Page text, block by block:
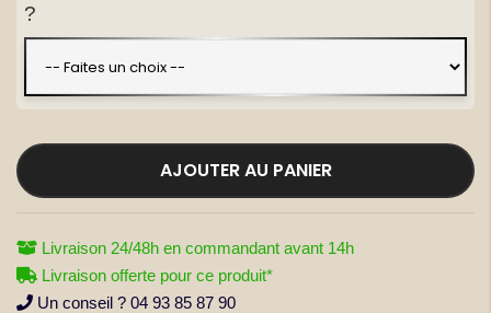
?
AJOUTER AU PANIER
Livraison 24/48h en commandant avant 14h
Livraison offerte pour ce produit*
Un conseil ? 04 93 85 87 90